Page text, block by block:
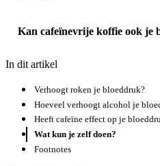
Kan cafeïnevrije koffie ook je
In dit artikel
Verhoogt roken je bloeddruk?
Hoeveel verhoogt alcohol je
Heeft cafeïne effect op je
Wat kun je zelf doen?
Footnotes